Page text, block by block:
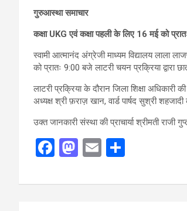
गुरुआस्था समाचार
कक्षा UKG एवं कक्षा पहली के लिए 16 मई को
स्वामी आत्मानंद अंग्रेजी माध्यम विद्यालय लाला
को प्रातः 9:00 बजे लाटरी चयन प्रक्रिया द्वारा
लाटरी प्रक्रिया के दौरान जिला शिक्षा
अध्यक्ष श्री फ़राज़ खान, वार्ड पार्षद सुश्री
उक्त जानकारी संस्था की प्राचार्या श्रीमती राजी
F
ce
M
st
E
ail ar